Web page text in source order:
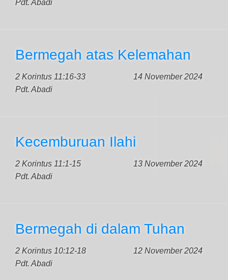
Pdt. Abadi
Bermegah atas Kelemahan
2 Korintus 11:16-33
14 November 2024
Pdt. Abadi
Kecemburuan Ilahi
2 Korintus 11:1-15
13 November 2024
Pdt. Abadi
Bermegah di dalam Tuhan
2 Korintus 10:12-18
12 November 2024
Pdt. Abadi